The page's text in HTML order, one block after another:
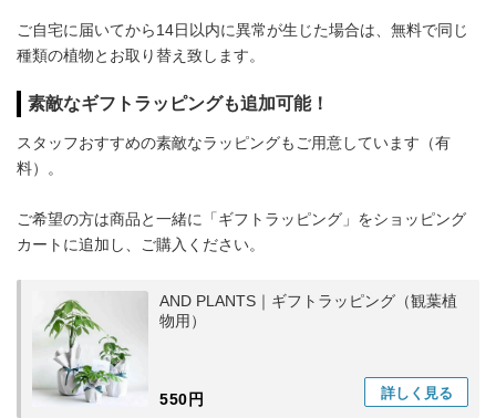
ご自宅に届いてから14日以内に異常が生じた場合は、無料で同じ
種類の植物とお取り替え致します。
素敵なギフトラッピングも追加可能！
スタッフおすすめの素敵なラッピングもご用意しています（有
料）。
ご希望の方は商品と一緒に「ギフトラッピング」をショッピング
カートに追加し、ご購入ください。
AND PLANTS｜ギフトラッピング（観葉植
物用）
550円 詳しく 見る